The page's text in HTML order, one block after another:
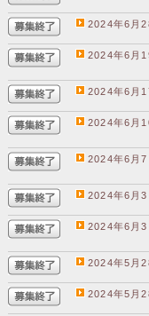
2024年6月
2024年6月
2024年6月
2024年6月
2024年6月7
2024年6月3
2024年6月3
2024年5月
2024年5月